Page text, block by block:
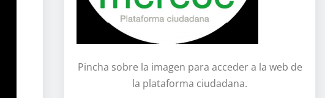
Pincha sobre la imagen para acceder a la web de
la plataforma ciudadana.